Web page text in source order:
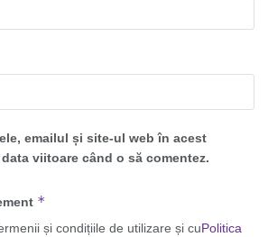
emailul și site-ul web în acest
viitoare când o să comentez.
*
și condițiile de utilizare și cuPolitica